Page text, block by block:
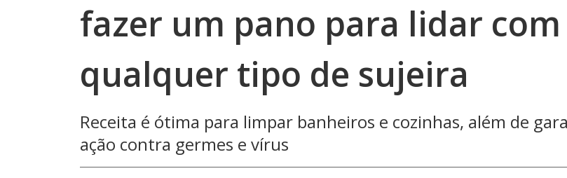
fazer um pano para lidar com
qualquer tipo de sujeira
Receita é ótima para limpar banheiros e cozinhas, além de
ação contra germes e vírus